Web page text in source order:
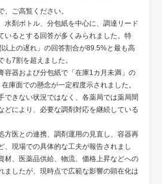
、ご高覧ください。
剤ボトル、分包紙を中心に、調達リード
いるとする回答が多くみられました。特
上の遅れ」の回答割合が89.5%と最も高
も7割を超えました。
器および分包紙で「在庫1カ月未満」の
庫面での懸念が一定程度示されました。
できない状況ではなく、各薬局では薬局間
どにより、必要な調剤対応を継続している
医との連携、調剤運用の見直し、容器再
、現場での具体的な工夫が報告されまし
材、医薬品供給、物流、価格上昇などへの
ましたが、現時点で広範な影響の顕在化は